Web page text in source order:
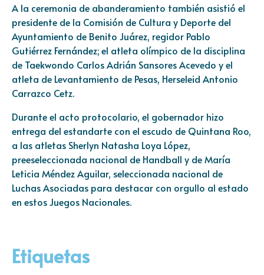
A la ceremonia de abanderamiento también asistió el
presidente de la Comisión de Cultura y Deporte del
Ayuntamiento de Benito Juárez, regidor Pablo
Gutiérrez Fernández; el atleta olímpico de la disciplina
de Taekwondo Carlos Adrián Sansores Acevedo y el
atleta de Levantamiento de Pesas, Herseleid Antonio
Carrazco Cetz.
Durante el acto protocolario, el gobernador hizo
entrega del estandarte con el escudo de Quintana Roo,
a las atletas Sherlyn Natasha Loya López,
preeseleccionada nacional de Handball y de María
Leticia Méndez Aguilar, seleccionada nacional de
Luchas Asociadas para destacar con orgullo al estado
en estos Juegos Nacionales.
Etiquetas